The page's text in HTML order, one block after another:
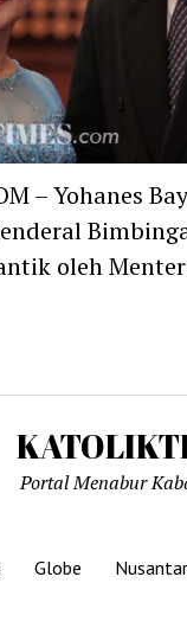
– Yohanes
oleh
Portal Menabur
Globe